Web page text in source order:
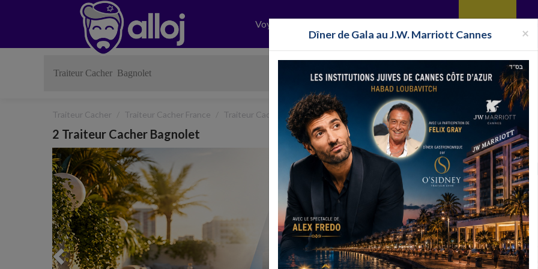
Voyages
Traiteur Cacher Traiteur Cacher France Traiteur Cacher Île-de-France Traiteur Cacher Seine Saint Denis Traiteur
2 Traiteur Cacher Bagnolet
Previous
×
Dîner de Gala au J.W. Marriott Cannes